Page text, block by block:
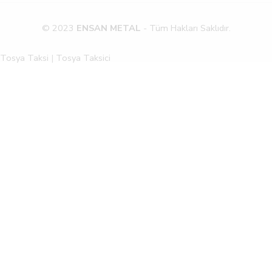
© 2023 ENSAN METAL - Tüm Hakları Saklıdır.
Tosya Taksi | Tosya Taksici